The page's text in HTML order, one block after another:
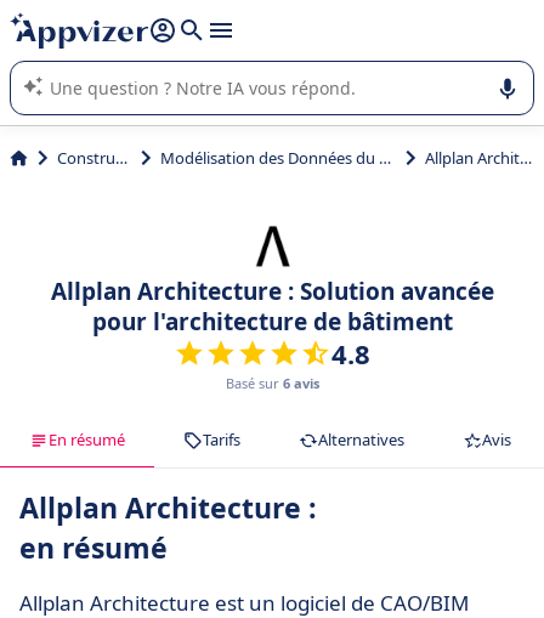
répondre (plusieurs lignes avec
L'IA de Appvizer vous guide dans l'utilisation ou la sélection de
logiciel SaaS en entreprise.
Construction Modélisation des Données du Bâtiment (BIM) Allplan Architecture
Allplan Architecture : Solution avancée
pour l'architecture de bâtiment
4.8
Basé sur 6 avis
En résumé Tarifs Alternatives Avis
Allplan Architecture :
en résumé
Allplan Architecture est un logiciel de CAO/BIM